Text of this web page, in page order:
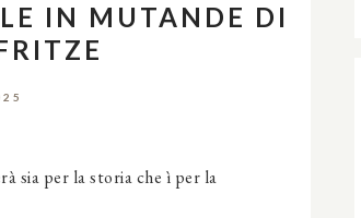
IN MUTANDE DI
sia per la storia che ì per la